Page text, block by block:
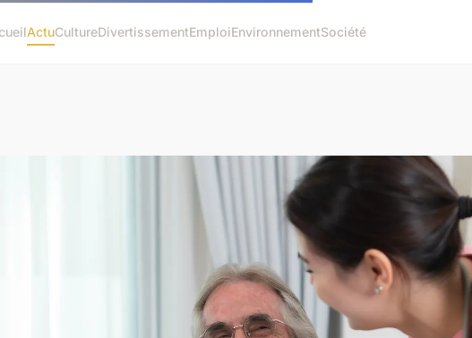
ActuCultureDivertissementEmploiEnvironnementSociété